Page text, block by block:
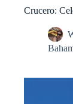
Crucero: